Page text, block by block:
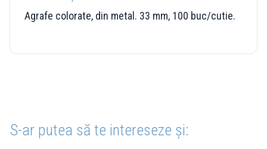
Agrafe colorate, din metal. 33 mm, 100 buc/cutie.
S-ar putea să te intereseze și: